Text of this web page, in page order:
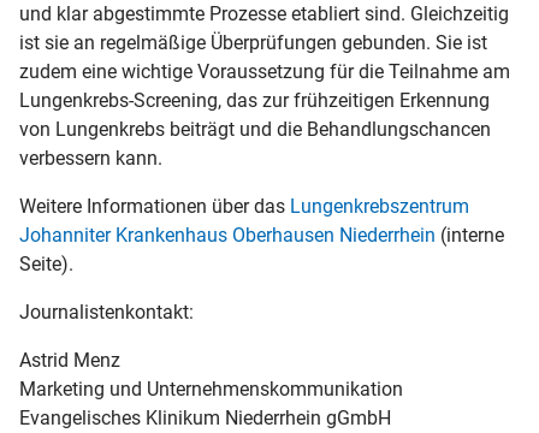
und klar abgestimmte Prozesse etabliert sind. Gleichzeitig
ist sie an regelmäßige Überprüfungen gebunden. Sie ist
zudem eine wichtige Voraussetzung für die Teilnahme am
Lungenkrebs-Screening, das zur frühzeitigen Erkennung
von Lungenkrebs beiträgt und die Behandlungschancen
verbessern kann.
Weitere Informationen über das Lungenkrebszentrum
Johanniter Krankenhaus Oberhausen Niederrhein (interne
Seite).
Journalistenkontakt:
Astrid Menz
Marketing und Unternehmenskommunikation
Evangelisches Klinikum Niederrhein gGmbH